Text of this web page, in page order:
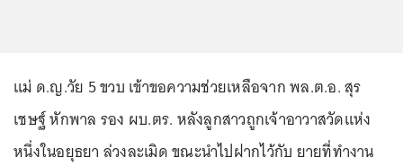
แม่ ด.ญ.วัย 5 ขวบ เข้าขอความช่วยเหลือจาก พล.ต.อ. สุร
เชษฐ์ หักพาล รอง ผบ.ตร. หลังลูกสาวถูกเจ้าอาวาสวัดแห่ง
หนึ่งในอยุธยา ล่วงละเมิด ขณะนำไปฝากไว้กับ ยายที่ทำงาน